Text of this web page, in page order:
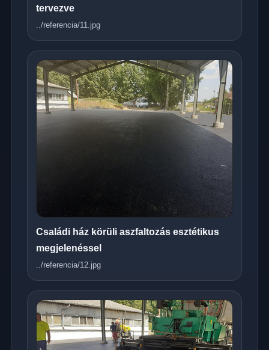
tervezve
../referencia/11.jpg
Családi ház körüli aszfaltozás esztétikus
megjelenéssel
../referencia/12.jpg